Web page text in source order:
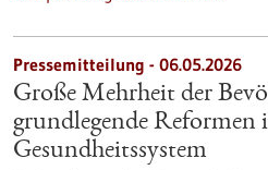
Pressemitteilung - 06.05.2026
Große Mehrheit der
grundlegende Reformen
Gesundheitssystem